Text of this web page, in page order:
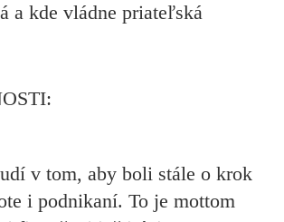
a kde vládne priateľská
v tom, aby boli stále o krok
i podnikaní. To je mottom